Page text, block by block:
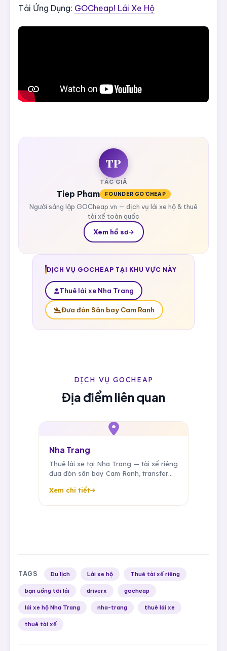
Tải Ứng Dụng: GOCheap! Lái Xe Hộ
TP
TÁC GIẢ
Tiep Pham FOUNDER GO'CHEAP
Người sáng lập GOCheap.vn — dịch vụ lái xe hộ & thuê
tài xế toàn quốc
Xem hồ sơ
DỊCH VỤ GOCHEAP TẠI KHU VỰC NÀY
Thuê lái xe Nha Trang
Đưa đón Sân bay Cam Ranh
DỊCH VỤ GOCHEAP
Địa điểm liên quan
Nha Trang
Thuê lái xe tại Nha Trang — tài xế riêng
đưa đón sân bay Cam Ranh, transfer
MICE & nghỉ dưỡng.
Xem chi tiết
TAGS Du lịch Lái xe hộ Thuê tài xế riêng
bạn uống tôi lái driverx gocheap
lái xe hộ Nha Trang nha-trang thuê lái xe
thuê tài xế